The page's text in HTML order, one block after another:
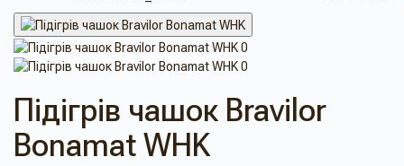
Підігрів чашок Bravilor
Bonamat WHK